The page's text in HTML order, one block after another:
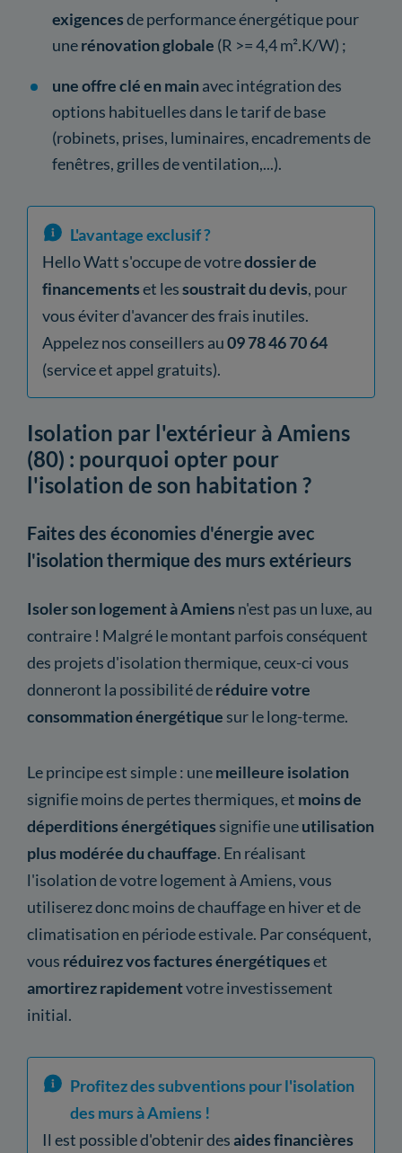
exigencesde performance énergétique pour
unerénovation globale (R >= 4,4 m².K/W) ;
une offre clé en mainavec intégration des
options habituelles dans le tarif de base
(robinets, prises, luminaires, encadrements de
fenêtres, grilles de ventilation,...).
L'avantage exclusif ?
Hello Watt s'occupe de votredossier de
financementset lessoustrait du devis, pour
vous éviter d'avancer des frais inutiles.
Appelez nos conseillers au09 78 46 70 64
(service et appel gratuits).
Isolation par l'extérieur à Amiens
(80) : pourquoi opter pour
l'isolation de son habitation ?
Faites des économies d'énergie avec
l'isolation thermique des murs extérieurs
Isoler son logement à Amiens n'est pas un luxe, au
contraire ! Malgré le montant parfois conséquent
des projets d'isolation thermique, ceux-ci vous
donneront la possibilité deréduire votre
consommation énergétique sur le long-terme.
Le principe est simple : unemeilleure isolation
signifie moins de pertes thermiques, et moins de
déperditions énergétiques signifie uneutilisation
plus modérée du chauffage. En réalisant
l'isolation de votre logement à Amiens, vous
utiliserez donc moins de chauffage en hiver et de
climatisation en période estivale. Par conséquent,
vous réduirez vos factures énergétiqueset
amortirez rapidementvotre investissement
initial.
Profitez des subventions pour l'isolation
des murs à Amiens !
Il est possible d'obtenir desaides financières